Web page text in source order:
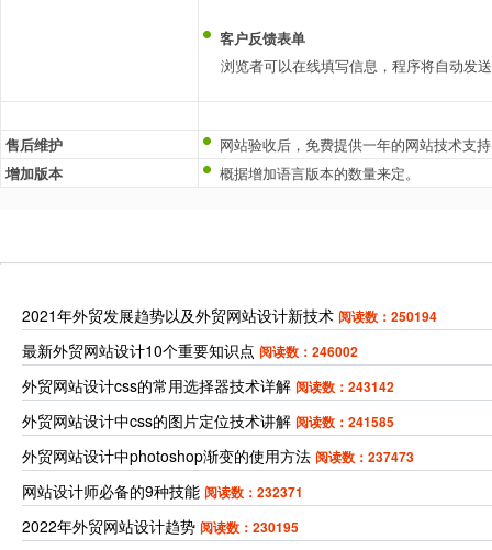
客户反馈表单
浏览者可以在线填写信息，程序将自动发
售后维护
网站验收后，免费提供一年的网站技术支持
增加版本
概据增加语言版本的数量来定。
2021年外贸发展趋势以及外贸网站设计新技术 阅读数：250194
最新外贸网站设计10个重要知识点 阅读数：246002
外贸网站设计css的常用选择器技术详解 阅读数：243142
外贸网站设计中css的图片定位技术讲解 阅读数：241585
外贸网站设计中photoshop渐变的使用方法 阅读数：237473
网站设计师必备的9种技能 阅读数：232371
2022年外贸网站设计趋势 阅读数：230195